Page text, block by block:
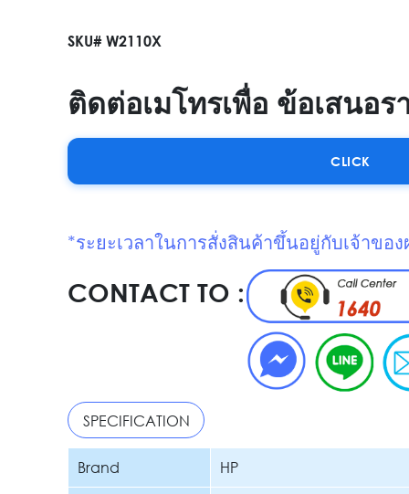
SKU# W2110X
ติดต่อเมโทรเพื่อ ข้อเสนอร
CLICK
*ระยะเวลาในการสั่งสินค้าขึ้นอยู่กับเจ้าข
CONTACT TO :
SPECIFICATION
Brand HP